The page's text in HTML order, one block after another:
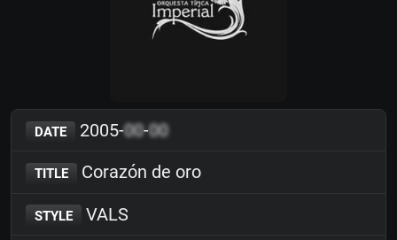
DATE 2005-00-00
TITLE Corazón de oro
STYLE VALS